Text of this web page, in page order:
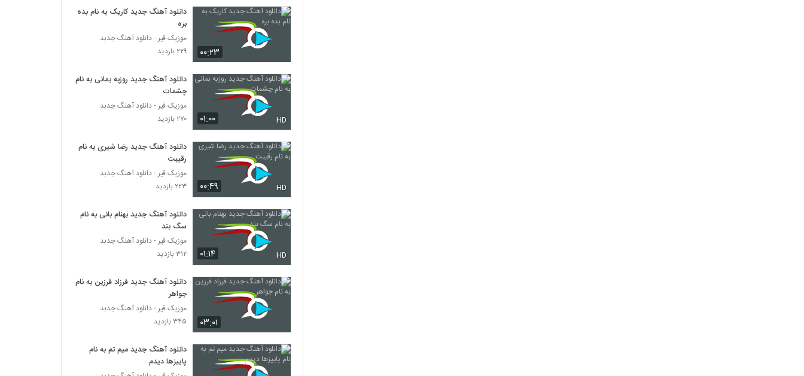
موزیک زیبای دلتنگ از گروه گبه
۲۲۰ بازدید
دانلود آهنگ علی کوچولو سکوت 1
۲۰۴ بازدید
دانلود آهنگ فرهاد معرفی معجزه
۲۳۹ بازدید
دانلود آهنگ بگو چی شد از حسین حاتمی نیا
۲۲۴ بازدید
علی سفلی آهنگ دیوونه
۲۹۷ بازدید
موریساکت آهنگ روانی
Hosein Mohamadian Bargard Dobare
۲۱۰ بازدید
موزیک زیبای رنگ چشمات (به همراه مهدی
آذر) از مهدی حسینی
۰۰:۲۳
دانلود آهنگ جدید کاریک به نام بده
بره
موزیک قیر - دانلود آهنگ جدبد
۲۲۹ بازدید
۰۱:۰۰ HD
دانلود آهنگ جدید روزبه بمانی به نام
چشمات
موزیک قیر - دانلود آهنگ جدبد
۲۷۰ بازدید
۰۰:۴۹ HD
دانلود آهنگ جدید رضا شیری به نام
رقیبت
موزیک قیر - دانلود آهنگ جدبد
۲۲۳ بازدید
۰۱:۱۴ HD
دانلود آهنگ جدید بهنام بانی به نام
سگ بند
موزیک قیر - دانلود آهنگ جدبد
۳۱۲ بازدید
۰۳:۰۱
دانلود آهنگ جدید فرزاد فرزین به نام
جواهر
موزیک قیر - دانلود آهنگ جدبد
۳۴۵ بازدید
دانلود آهنگ جدید میم تم به نام
پاییزها دیدم